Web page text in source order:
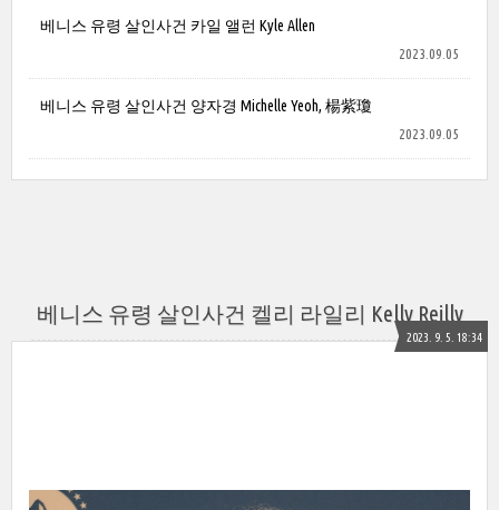
베니스 유령 살인사건 카일 앨런 Kyle Allen
2023.09.05
베니스 유령 살인사건 양자경 Michelle Yeoh, 楊紫瓊
2023.09.05
베니스 유령 살인사건 켈리 라일리 Kelly Reilly
2023. 9. 5. 18:34